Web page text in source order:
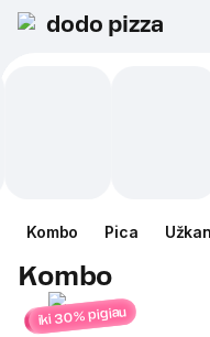
dodo pizza
Kombo Pica
Kombo
iki 30% pigiau